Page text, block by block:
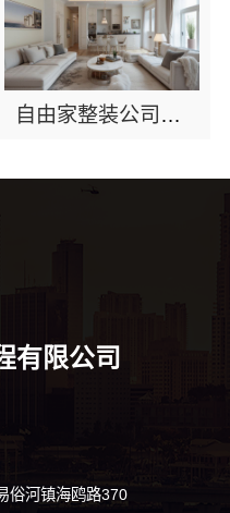
自由家整装公司拎包入住别墅？湖南自由家装饰大宅案例
有限公司
俗河镇海鸥路370